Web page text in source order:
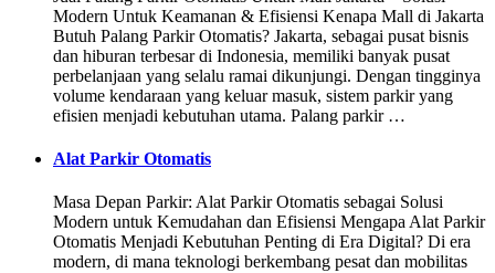
Modern Untuk Keamanan & Efisiensi Kenapa Mall di Jakarta
Butuh Palang Parkir Otomatis? Jakarta, sebagai pusat bisnis
dan hiburan terbesar di Indonesia, memiliki banyak pusat
perbelanjaan yang selalu ramai dikunjungi. Dengan tingginya
volume kendaraan yang keluar masuk, sistem parkir yang
efisien menjadi kebutuhan utama. Palang parkir …
Alat Parkir Otomatis
Masa Depan Parkir: Alat Parkir Otomatis sebagai Solusi
Modern untuk Kemudahan dan Efisiensi Mengapa Alat Parkir
Otomatis Menjadi Kebutuhan Penting di Era Digital? Di era
modern, di mana teknologi berkembang pesat dan mobilitas